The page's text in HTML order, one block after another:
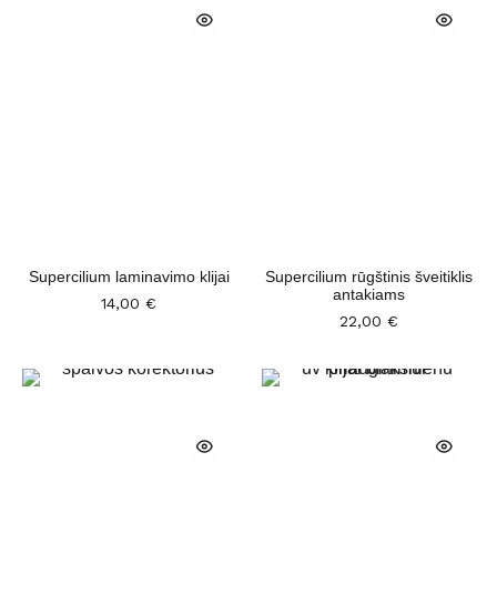
Supercilium laminavimo klijai
14,00 €
Supercilium rūgštinis šveitiklis
antakiams
22,00 €